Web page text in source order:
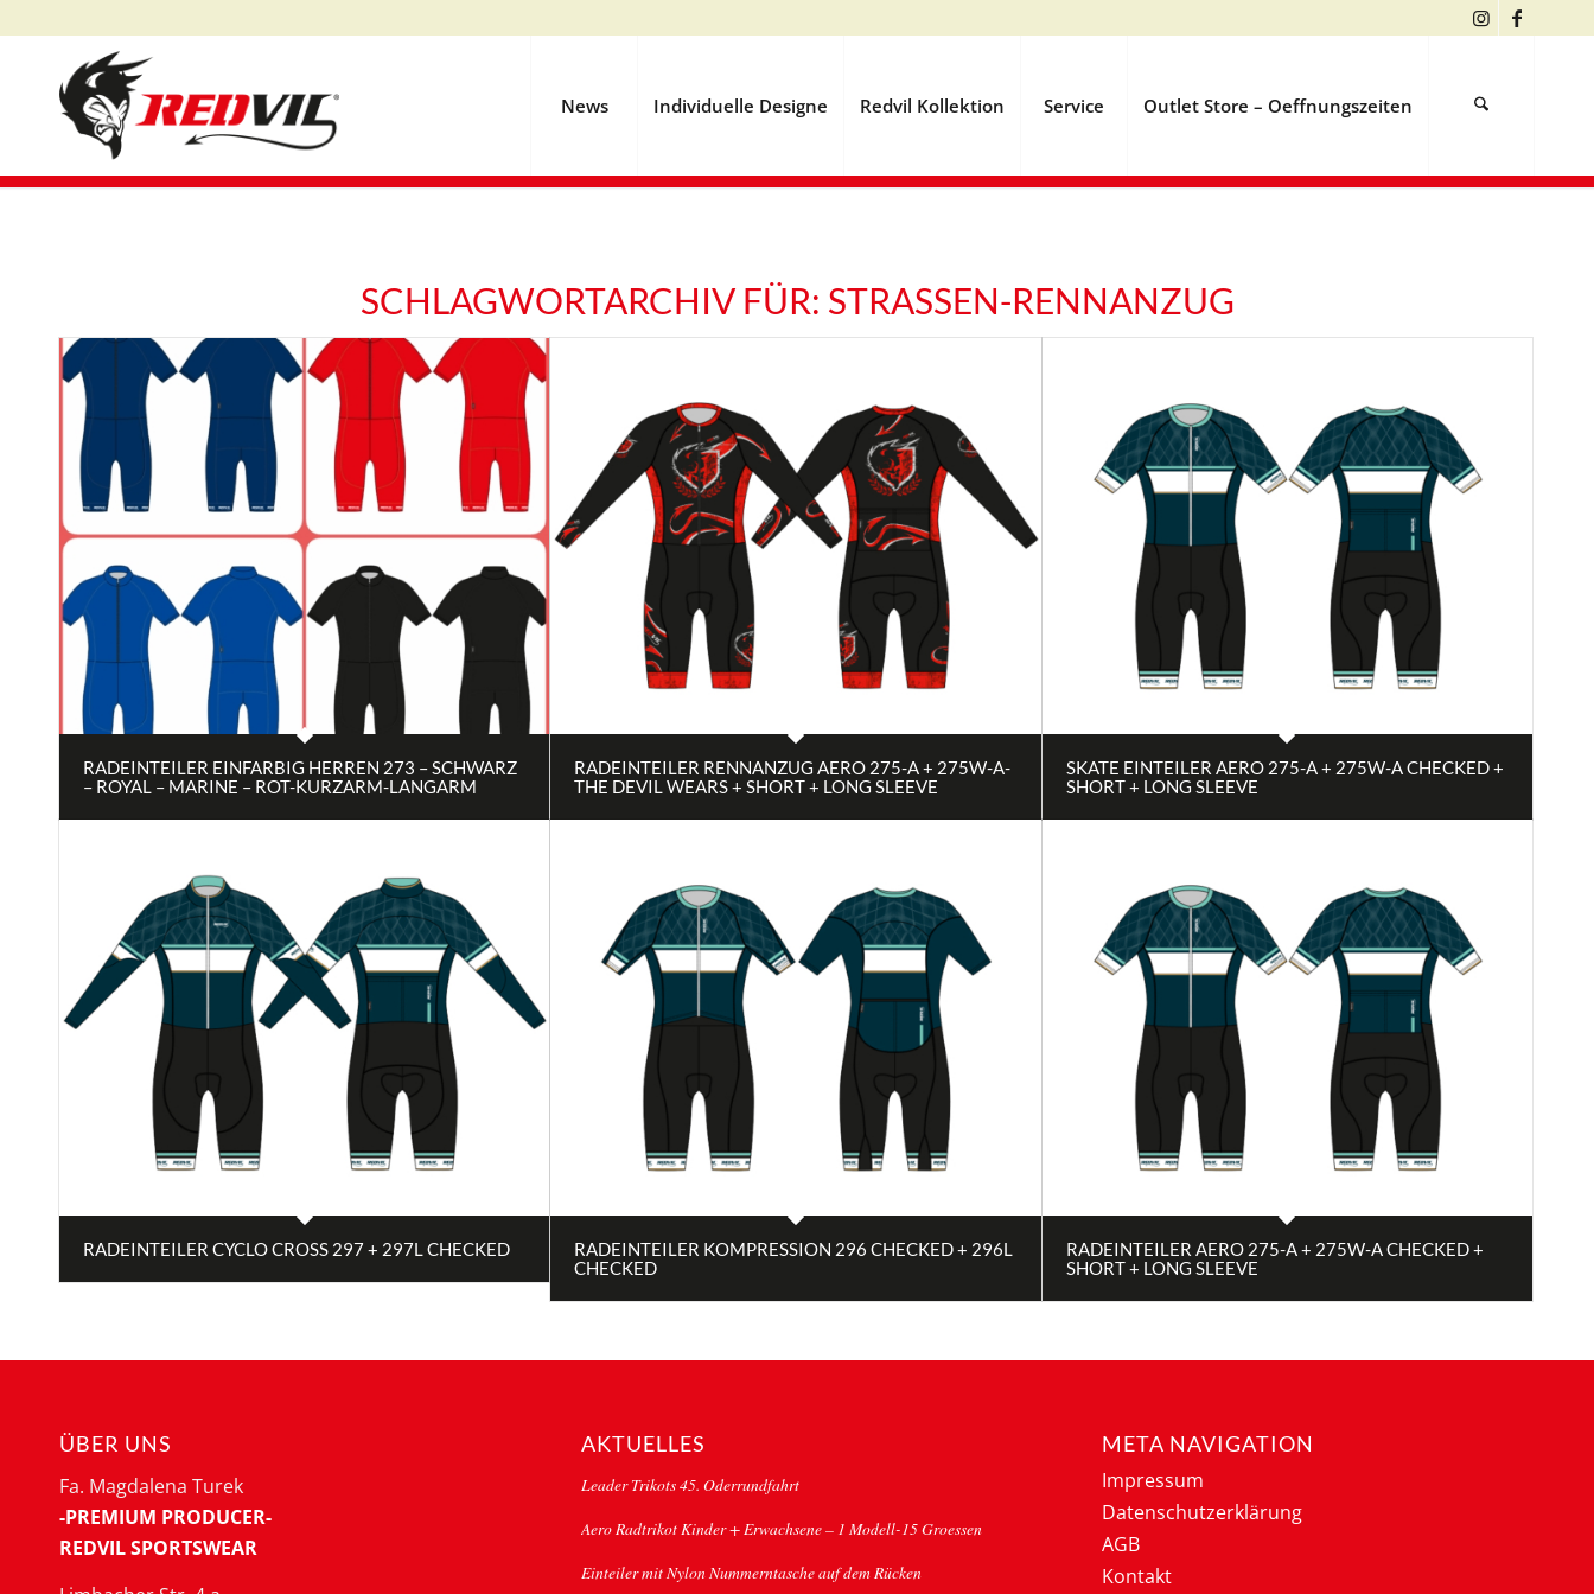
News Individuelle Designe Redvil Kollektion Service Outlet Store – Oeffnungszeiten
SCHLAGWORTARCHIV FÜR: STRASSEN-RENNANZUG
RADEINTEILER EINFARBIG HERREN 273 – SCHWARZ
– ROYAL – MARINE – ROT-KURZARM-LANGARM
RADEINTEILER RENNANZUG AERO 275-A + 275W-A-
THE DEVIL WEARS + SHORT + LONG SLEEVE
SKATE EINTEILER AERO 275-A + 275W-A CHECKED +
SHORT + LONG SLEEVE
RADEINTEILER CYCLO CROSS 297 + 297L CHECKED
RADEINTEILER KOMPRESSION 296 CHECKED + 296L
CHECKED
RADEINTEILER AERO 275-A + 275W-A CHECKED +
SHORT + LONG SLEEVE
ÜBER UNS
Fa. Magdalena Turek
-PREMIUM PRODUCER-
REDVIL SPORTSWEAR
AKTUELLES
Leader Trikots 45. Oderrundfahrt
Aero Radtrikot Kinder + Erwachsene – 1 Modell-15 Groessen
Einteiler mit Nylon Nummerntasche auf dem Rücken
META NAVIGATION
Impressum
Datenschutzerklärung
AGB
Kontakt